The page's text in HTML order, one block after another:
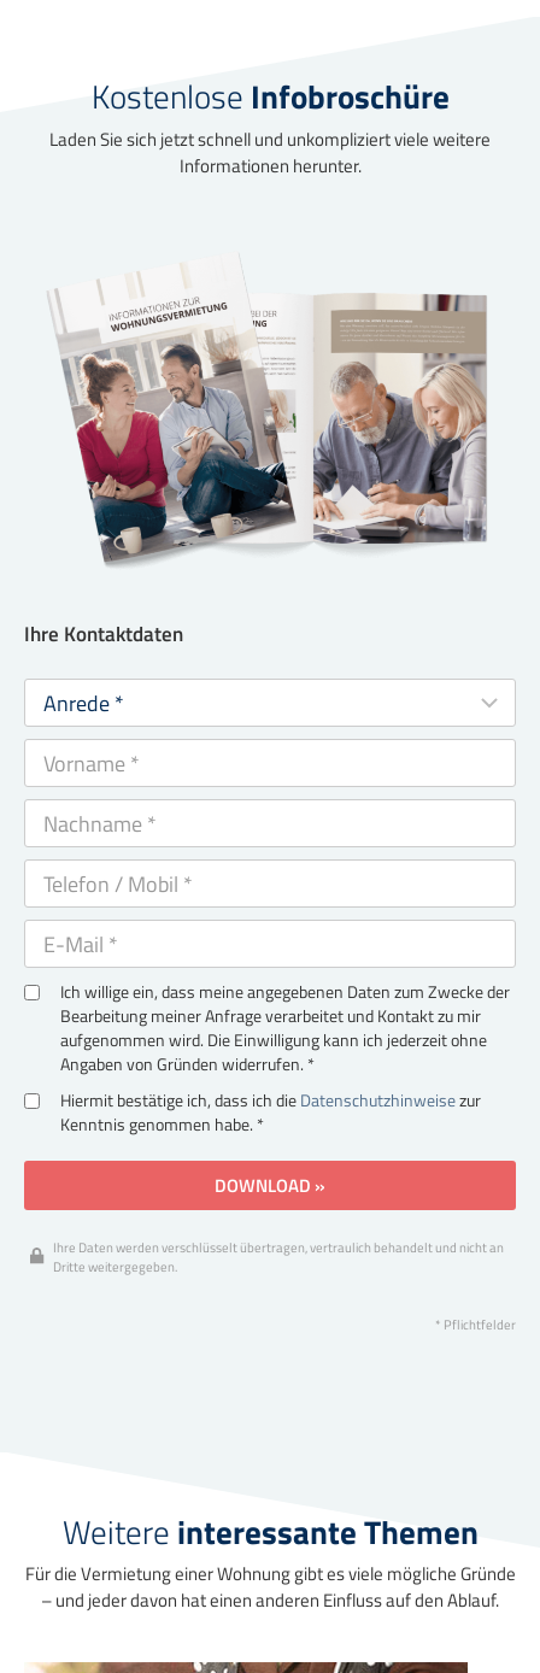
Kostenlose Infobroschüre
Laden Sie sich jetzt schnell und unkompliziert viele weitere
Informationen herunter.
Ihre Kontaktdaten
Ich willige ein, dass meine angegebenen Daten zum Zwecke der
Bearbeitung meiner Anfrage verarbeitet und Kontakt zu mir
aufgenommen wird. Die Einwilligung kann ich jederzeit ohne
Angaben von Gründen widerrufen. *
Hiermit bestätige ich, dass ich die Datenschutzhinweisezur
Kenntnis genommen habe. *
DOWNLOAD »
Ihre Daten werden verschlüsselt übertragen, vertraulich behandelt und nicht an
Dritte weitergegeben.
* Pflichtfelder
Weitereinteressante Themen
Für die Vermietung einer Wohnung gibt es viele mögliche Gründe
– und jeder davon hat einen anderen Einfluss auf den Ablauf.